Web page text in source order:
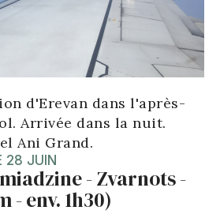
d'Erevan dans l'après-
Arrivée dans la nuit.
Ani Grand.
28 JUIN
- Zvarnots -
- env. 1h30)